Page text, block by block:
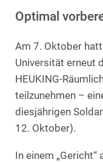
Optimal
Am 7. Oktober
Universität erneut
HEUKING-
teilzunehmen –
diesjährigen
12. Oktober).
In einem „Gericht“